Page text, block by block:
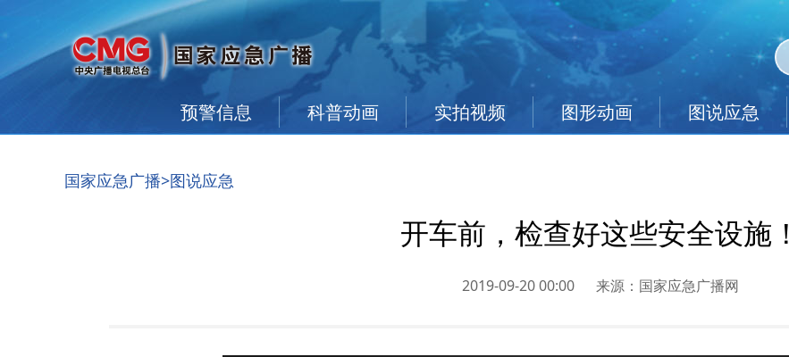
预警信息 科普动画 实拍视频 图形动画 图说应急
国家应急广播>图说应急
开车前，检查好这些安全设施！
2019-09-20 00:00 来源： 国家应急广播网